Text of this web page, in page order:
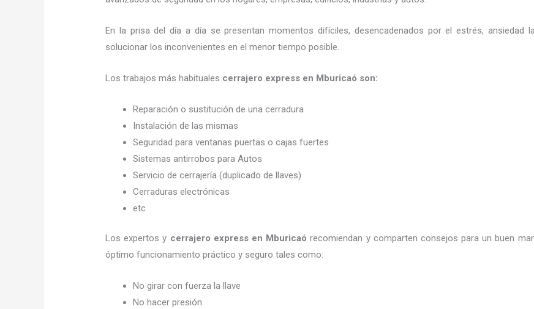
En la prisa del día a día se presentan momentos difíciles, desencadenados por el estrés, ansiedad
solucionar los inconvenientes en el menor tiempo posible.
Los trabajos más habituales cerrajero express en Mburicaó son:
Reparación o sustitución de una cerradura
Instalación de las mismas
Seguridad para ventanas puertas o cajas fuertes
Sistemas antirrobos para Autos
Servicio de cerrajería (duplicado de llaves)
Cerraduras electrónicas
etc
Los expertos y cerrajero express en Mburicaó recomiendan y comparten consejos para un buen
óptimo funcionamiento práctico y seguro tales como:
No girar con fuerza la llave
No hacer presión